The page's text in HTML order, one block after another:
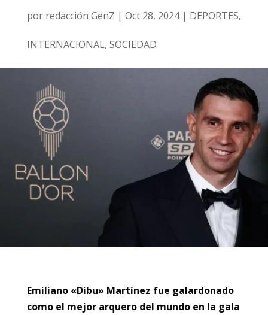
por redacción GenZ | Oct 28, 2024| DEPORTES,
INTERNACIONAL, SOCIEDAD
Emiliano «Dibu» Martínez fue galardonado
como el mejor arquero del mundo en la gala